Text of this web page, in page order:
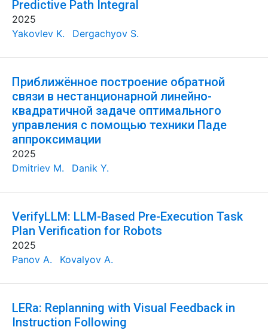
Predictive Path Integral
2025
Yakovlev K.
Dergachyov S.
Приближённое построение обратной
связи в нестанционарной линейно-
квадратичной задаче оптимального
управления с помощью техники Паде
аппроксимации
2025
Dmitriev M.
Danik Y.
VerifyLLM: LLM-Based Pre-Execution Task
Plan Verification for Robots
2025
Panov A.
Kovalyov A.
LERa: Replanning with Visual Feedback in
Instruction Following